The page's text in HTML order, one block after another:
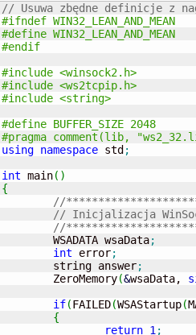
// Usuwa zbędne definicje z
#ifndef WIN32_LEAN_AND_MEAN
#define WIN32_LEAN_AND_MEAN
#endif
#include <winsock2.h>
#include <ws2tcpip.h>
#include <string>
#define BUFFER_SIZE 2048
using namespace std;
int main( )
{
//
// Inicjalizacja
//
	WSADATA wsaData
;
int error;
	string answer
;
	ZeroMemory
(&wsaData,
if(FAILED(WSAStartup(
{
return 1 ;